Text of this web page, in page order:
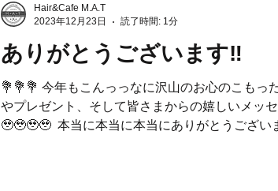
ありがとうございます‼️
💐💐💐 今年もこんっっなに沢山のお心のこもっ
やプレゼント、そして皆さまからの嬉しいメッ
🥹🥹🥹🥹 ⁡ 本当に本当に本当にありがとうござい
Hair&Cafe M.A.T
2023年12月23日
読了時間: 1分